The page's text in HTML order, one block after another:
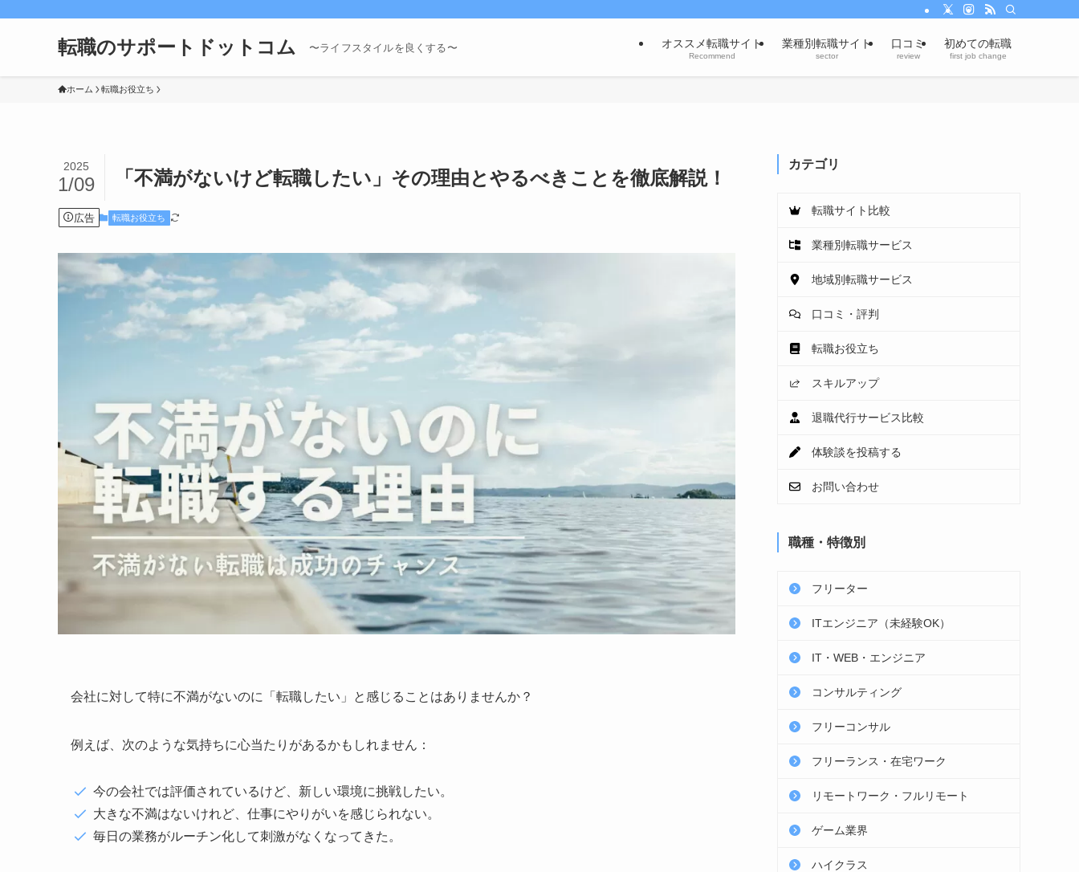
転職のサポートドットコム 〜ライフスタイルを良くする〜 オススメ転職サイト
Recommend
業種別転職サイト
sector
口コミ
review
初めての転職
first job change
ホーム 転職お役立ち
「不満がないけど転職したい」その理由とやるべきことを徹底解説！
2025
1/09
広告 転職お役立ち
会社に対して特に不満がないのに「転職したい」と感じることはありませんか？
例えば、次のような気持ちに心当たりがあるかもしれません：
今の会社では評価されているけど、新しい環境に挑戦したい。
大きな不満はないけれど、仕事にやりがいを感じられない。
毎日の業務がルーチン化して刺激がなくなってきた。
カテゴリ
転職サイト比較
業種別転職サービス
地域別転職サービス
口コミ・評判
転職お役立ち
スキルアップ
退職代行サービス比較
体験談を投稿する
お問い合わせ
職種・特徴別
フリーター
ITエンジニア（未経験OK）
IT・WEB・エンジニア
コンサルティング
フリーコンサル
フリーランス・在宅ワーク
リモートワーク・フルリモート
ゲーム業界
ハイクラス